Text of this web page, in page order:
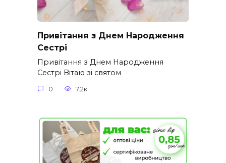
Привітання з Днем Народження
Сестрі
Привітання з Днем Народження
Сестрі Вітаю зі святом
0 7.2к.